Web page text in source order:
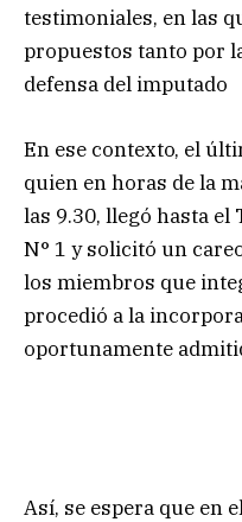
testimoniales, en las
propuestos tanto por
defensa del imputado
En ese contexto, el
quien en horas de la
las 9.30, llegó hasta el
N° 1 y solicitó un
los miembros que
procedió a la
oportunamente
Así, se espera que en